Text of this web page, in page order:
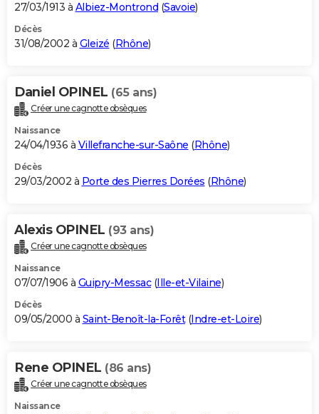
27/03/1913 à Albiez-Montrond (Savoie)
Décès
31/08/2002 à Gleizé (Rhône)
Daniel OPINEL (65 ans)
Créer une cagnotte obsèques
Naissance
24/04/1936 à Villefranche-sur-Saône (Rhône)
Décès
29/03/2002 à Porte des Pierres Dorées (Rhône)
Alexis OPINEL (93 ans)
Créer une cagnotte obsèques
Naissance
07/07/1906 à Guipry-Messac(Ille-et-Vilaine)
Décès
09/05/2000 à Saint-Benoît-la-Forêt(Indre-et-Loire)
Rene OPINEL (86 ans)
Créer une cagnotte obsèques
Naissance